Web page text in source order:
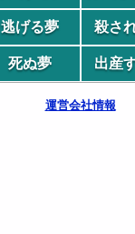
逃げる夢 殺さ
死ぬ夢 出産
運営会社情報